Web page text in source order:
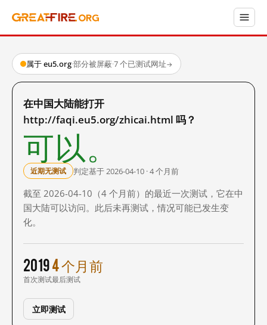
属于 eu5.org·部分被屏蔽·7 个已测试网址→
在中国大陆能打开
http://faqi.eu5.org/zhicai.html 吗？
可以。
近期无测试 判定基于 2026-04-10 · 4 个月前
截至 2026-04-10（4 个月前）的最近一次测试，它在中
国大陆可以访问。此后未再测试，情况可能已发生变
化。
2019
首次测试
4 个月前
最后测试
立即测试